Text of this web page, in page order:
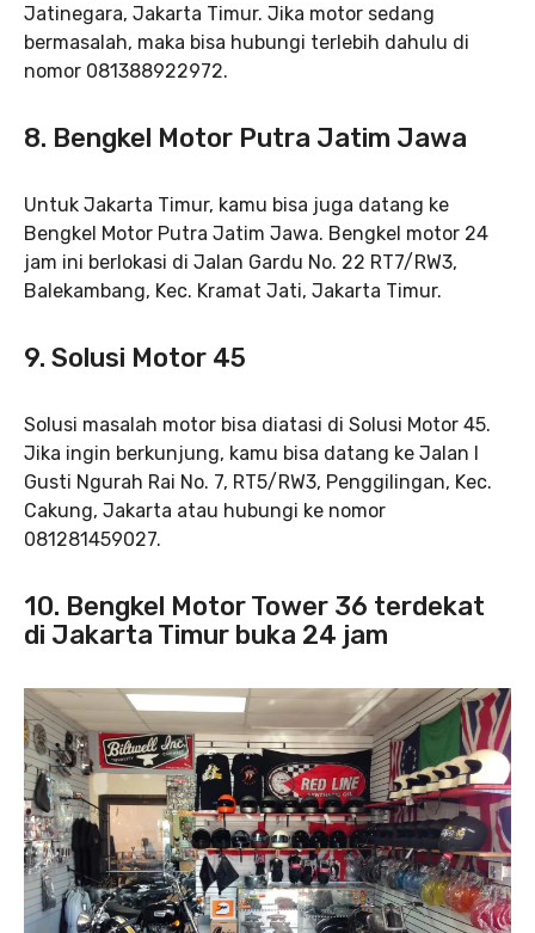
Jatinegara, Jakarta Timur. Jika motor sedang
bermasalah, maka bisa hubungi terlebih dahulu di
nomor 081388922972.
8. Bengkel Motor Putra Jatim Jawa
Untuk Jakarta Timur, kamu bisa juga datang ke
Bengkel Motor Putra Jatim Jawa. Bengkel motor 24
jam ini berlokasi di Jalan Gardu No. 22 RT7/RW3,
Balekambang, Kec. Kramat Jati, Jakarta Timur.
9. Solusi Motor 45
Solusi masalah motor bisa diatasi di Solusi Motor 45.
Jika ingin berkunjung, kamu bisa datang ke Jalan I
Gusti Ngurah Rai No. 7, RT5/RW3, Penggilingan, Kec.
Cakung, Jakarta atau hubungi ke nomor
081281459027.
10. Bengkel Motor Tower 36 terdekat
di Jakarta Timur buka 24 jam